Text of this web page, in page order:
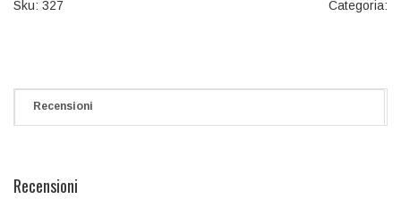
Sku: 327 Categoria:
Recensioni
Recensioni